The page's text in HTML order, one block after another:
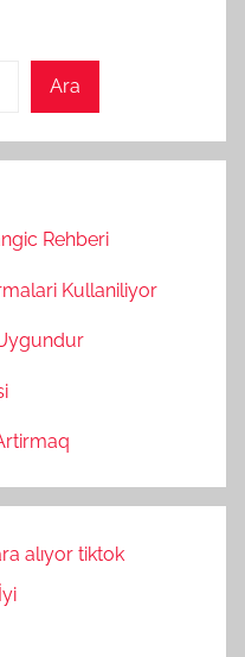
Ara
Rehberi
Kullaniliyor
alıyor tiktok